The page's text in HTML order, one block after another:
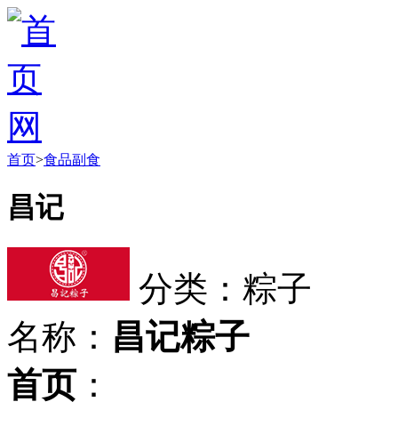
首页>食品副食
昌记
分类：粽子
名称： 昌记粽子
首页 ：